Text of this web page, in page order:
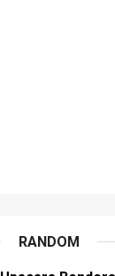
RANDOM